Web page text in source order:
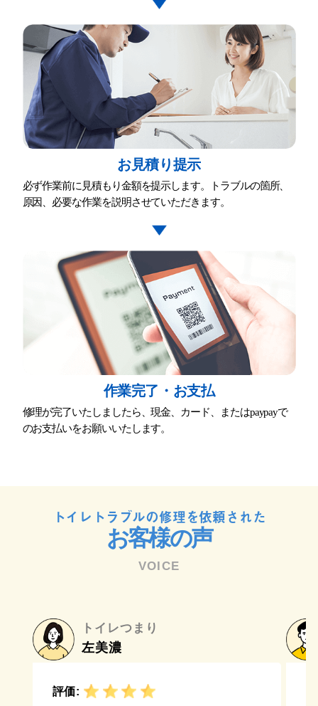
お⾒積り提⽰
必ず作業前に⾒積もり⾦額を提⽰します。トラブルの箇所、
原因、必要な作業を説明させていただきます。
作業完了・お⽀払
修理が完了いたしましたら、現⾦、カード、またはpaypayで
のお⽀払いをお願いいたします。
トイレトラブルの修理を依頼された
お客様の声
VOICE
トイレつまり
左美濃
評価: